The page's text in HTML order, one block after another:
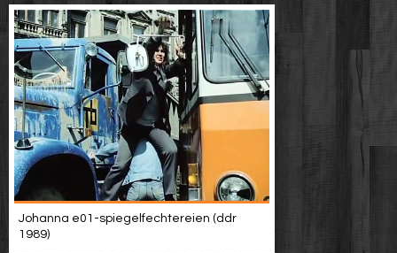
Johanna e01-spiegelfechtereien (ddr
1989)